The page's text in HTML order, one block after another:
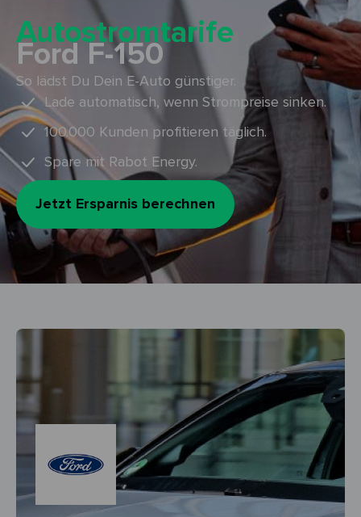
Autostromtarife
Ford F-150
So lädst Du Dein E-Auto günstiger.
Lade automatisch, wenn Strompreise sinken.
100.000 Kunden profitieren täglich.
Spare mit Rabot Energy.
Jetzt Ersparnis berechnen